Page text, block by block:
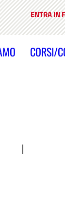
ENTRA IN
CORSI/